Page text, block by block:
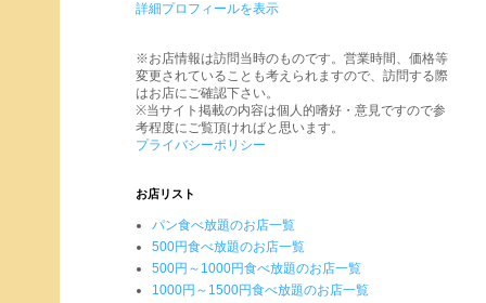
詳細プロフィールを表示
※お店情報は訪問当時のものです。営業時間、価格等
変更されていることも考えられますので、訪問する際
はお店にご確認下さい。
※当サイト掲載の内容は個人的嗜好・意見ですので参
考程度にご覧頂ければと思います。
プライバシーポリシー
お店リスト
パン食べ放題のお店一覧
500円食べ放題のお店一覧
500円～1000円食べ放題のお店一覧
1000円～1500円食べ放題のお店一覧